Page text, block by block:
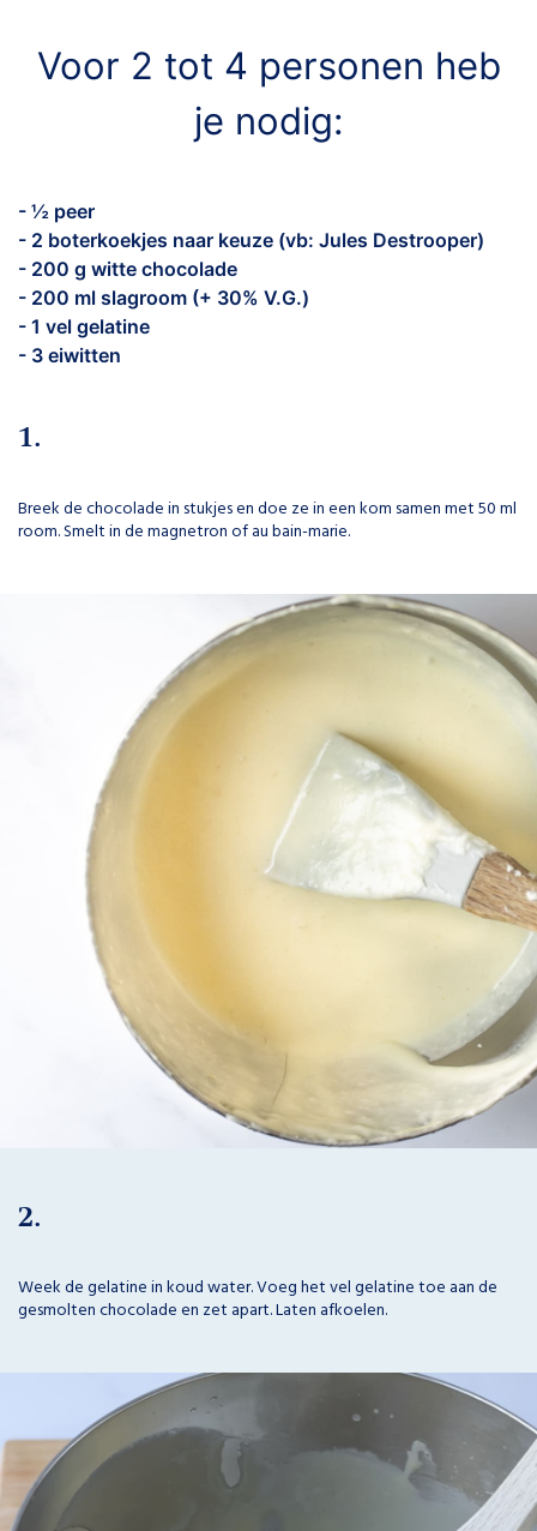
Voor 2 tot 4 personen heb
je nodig:
- ½ peer
- 2 boterkoekjes naar keuze (vb: Jules Destrooper)
- 200 g witte chocolade
- 200 ml slagroom (+ 30% V.G.)
- 1 vel gelatine
- 3 eiwitten
1.
Breek de chocolade in stukjes en doe ze in een kom samen met 50 ml
room. Smelt in de magnetron of au bain-marie.
2.
Week de gelatine in koud water. Voeg het vel gelatine toe aan de
gesmolten chocolade en zet apart. Laten afkoelen.